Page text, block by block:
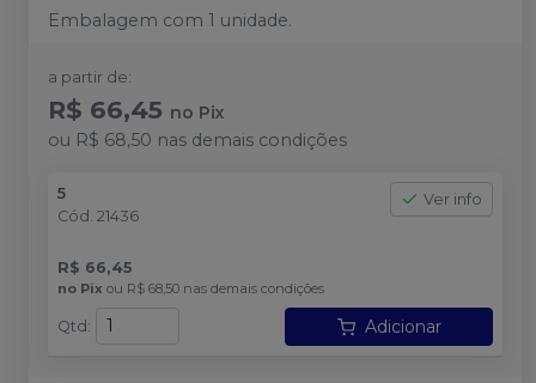
Embalagem com 1 unidade.
a partir de:
R$ 66,45 no Pix
ou R$ 68,50 nas demais condições
5
Cód. 21436
Ver info
R$ 66,45
no Pix ou R$ 68,50 nas demais condições
Qtd : Adicionar